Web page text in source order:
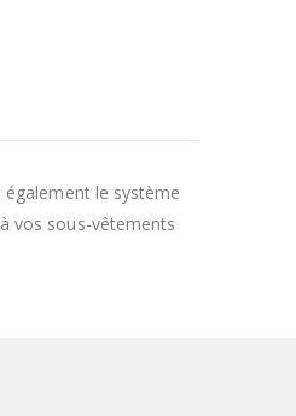
le système
vos sous-vêtements